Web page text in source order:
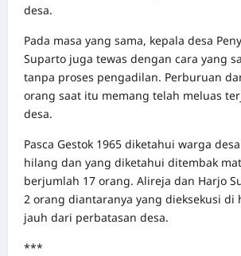
desa.
Pada masa yang sama, kepala desa
Suparto juga tewas dengan cara yang
tanpa proses pengadilan. Perburuan
orang saat itu memang telah meluas
desa.
Pasca Gestok 1965 diketahui warga
hilang dan yang diketahui ditembak
berjumlah 17 orang. Alireja dan Harjo
2 orang diantaranya yang dieksekusi di
jauh dari perbatasan desa.
***